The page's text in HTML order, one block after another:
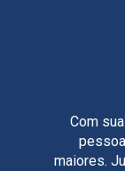
Com
maiores.